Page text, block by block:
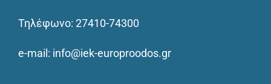
Τηλέφωνο: 27410-74300
e-mail: info@iek-europroodos.gr